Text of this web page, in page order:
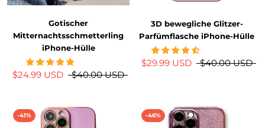
Gotischer
Mitternachtsschmetterling
iPhone-Hülle
$24.99 USD $40.00 USD
3D bewegliche Glitzer-
Parfümflasche iPhone-Hülle
$29.99 USD $40.00 USD
-41% -46%